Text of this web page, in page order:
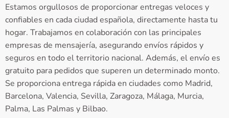
Estamos orgullosos de proporcionar entregas veloces y
confiables en cada ciudad española, directamente hasta tu
hogar. Trabajamos en colaboración con las principales
empresas de mensajería, asegurando envíos rápidos y
seguros en todo el territorio nacional. Además, el envío es
gratuito para pedidos que superen un determinado monto.
Se proporciona entrega rápida en ciudades como Madrid,
Barcelona, Valencia, Sevilla, Zaragoza, Málaga, Murcia,
Palma, Las Palmas y Bilbao.